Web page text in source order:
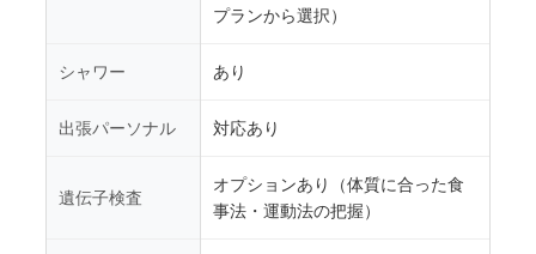
プランから選択）
シャワー あり
出張パーソナル 対応あり
遺伝子検査
オプションあり（体質に合った食
事法・運動法の把握）